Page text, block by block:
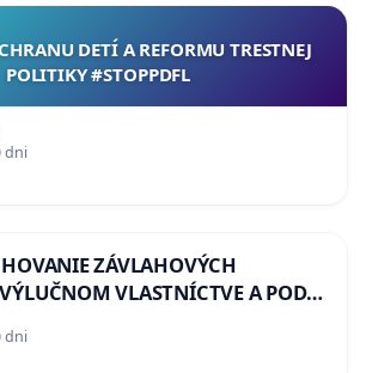
DETÍ A REFORMU TRESTNEJ
POLITIKY #STOPPDFL
dni
ZÁVLAHOVÝCH
VLASTNÍCTVE A POD
REPUBLIKY & žiadosť
stavu závlahových a
dni